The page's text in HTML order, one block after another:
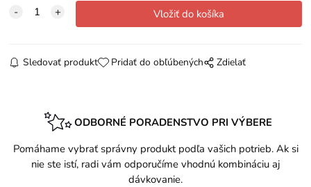
Sledovať produkt Pridať do obľúbených Zdielať
ODBORNÉ PORADENSTVO PRI VÝBERE
Pomáhame vybrať správny produkt podľa vašich potrieb. Ak si
nie ste istí, radi vám odporučíme vhodnú kombináciu aj
dávkovanie.